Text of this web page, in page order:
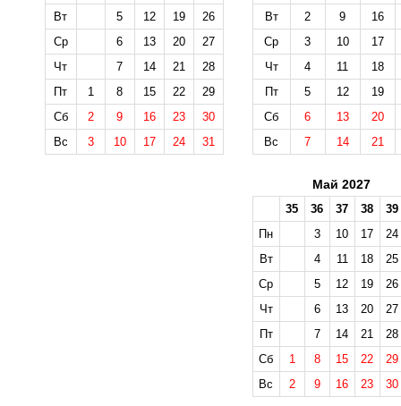
Вт
5 12 19
26
Ср
6 13 20
27
Чт
7 14 21
28
Пт
1 8 15 22
29
Сб
2 9 16 23
30
Вс
3 10 17 24 31
Вт
2 9
16
Ср
3 10
17
Чт
4 11
18
Пт
5 12
19
Сб
6 13
20
Вс
7 14 21
Май 2027
35 36 37 38
39
Пн
3 10 17
24
Вт
4 11 18
25
Ср
5 12 19
26
Чт
6 13 20
27
Пт
7 14 21
28
Сб
1 8 15 22
29
Вс
2 9 16 23 30